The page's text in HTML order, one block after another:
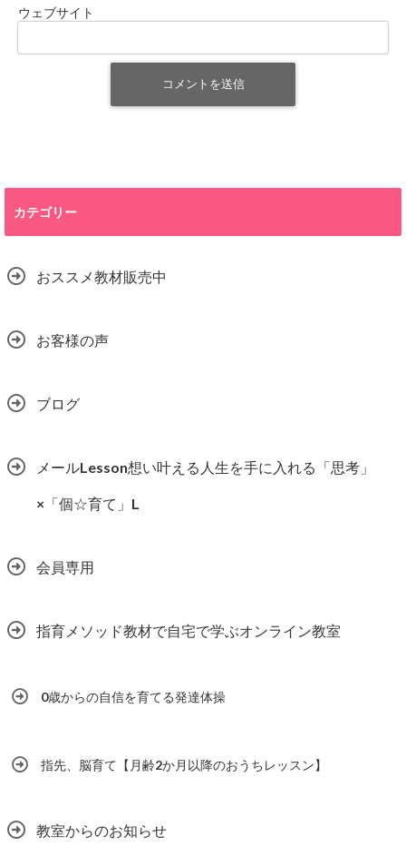
ウェブサイト
カテゴリー
おススメ教材販売中
お客様の声
ブログ
メールLesson想い叶える人生を手に入れる「思考」
×「個☆育て」L
会員専用
指育メソッド教材で自宅で学ぶオンライン教室
0歳からの自信を育てる発達体操
指先、脳育て【月齢2か月以降のおうちレッスン】
教室からのお知らせ